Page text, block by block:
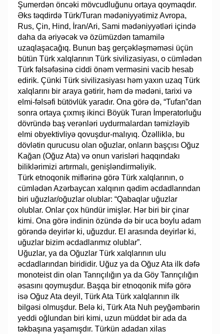
Şumerdən öncəki mövcudluğunu ortaya qoymaqdır.
Əks təqdirdə Türk/Turan mədəniyyətimiz Avropa,
Rus, Çin, Hind, İran/Ari, Sami mədəniyyətləri içində
daha da əriyəcək və özümüzdən tamamilə
uzaqlaşacağıq. Bunun baş gerçəkləşməməsi üçün
bütün Türk xalqlarının Türk sivilizasiyası, o cümlədən
Türk fəlsəfəsinə ciddi önəm verməsini vacib hesab
edirik. Çünki Türk sivilizasiyası həm yaxın uzaq Türk
xalqlarını bir araya gətirir, həm də mədəni, tarixi və
elmi-fəlsəfi bütövlük yaradır. Ona görə də, “Tufan”dan
sonra ortaya çıxmış ikinci Böyük Turan İmperatorluğu
dövründə baş verənləri uydurmalardan təmizləyib
elmi obyektivliyə qovuşdur-malıyıq. Özəlliklə, bu
dövlətin qurucusu olan oğuzlar, onların başçısı Oğuz
Kağan (Oğuz Ata) və onun varisləri haqqındakı
biliklərimizi artırmalı, genişləndirməliyik.
Türk etnoqonik miflərinə görə Türk xalqlarının, o
cümlədən Azərbaycan xalqının qədim əcdadlarından
biri uğuzlar/oğuzlar olublar: “Qabaqlar uğuzlar
olublar. Onlar çox hündür imişlər. Hər biri bir çinar
kimi. Ona görə indinin özündə də bir uca boylu adam
görəndə deyirlər ki, uğuzdur. El arasında deyirlər ki,
uğuzlar bizim əcdadlarımız olublar”.
Uğuzlar, ya da Oğuzlar Türk xalqlarının ulu
əcdadlarından birididir. Uğuz ya da Oğuz Ata ilk dəfə
monoteist din olan Tanrıçılığın ya da Göy Tanrıçılığın
əsasını qoymuşdur. Başqa bir etnoqonik mifə görə
isə Oğuz Ata deyil, Türk Ata Türk xalqlarının ilk
bilgəsi olmuşdur. Belə ki, Türk Ata Nuh peyğəmbərin
yeddi oğlundan biri kimi, uzun müddət bir ada da
təkbaşına yaşamışdır. Türkün adadan xilas